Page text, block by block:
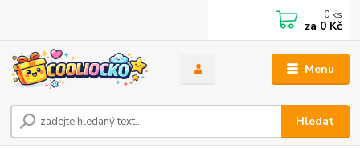
Menu
Hledat
0 ks
za 0 Kč